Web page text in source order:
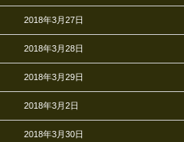
2018年3月27日
2018年3月28日
2018年3月29日
2018年3月2日
2018年3月30日